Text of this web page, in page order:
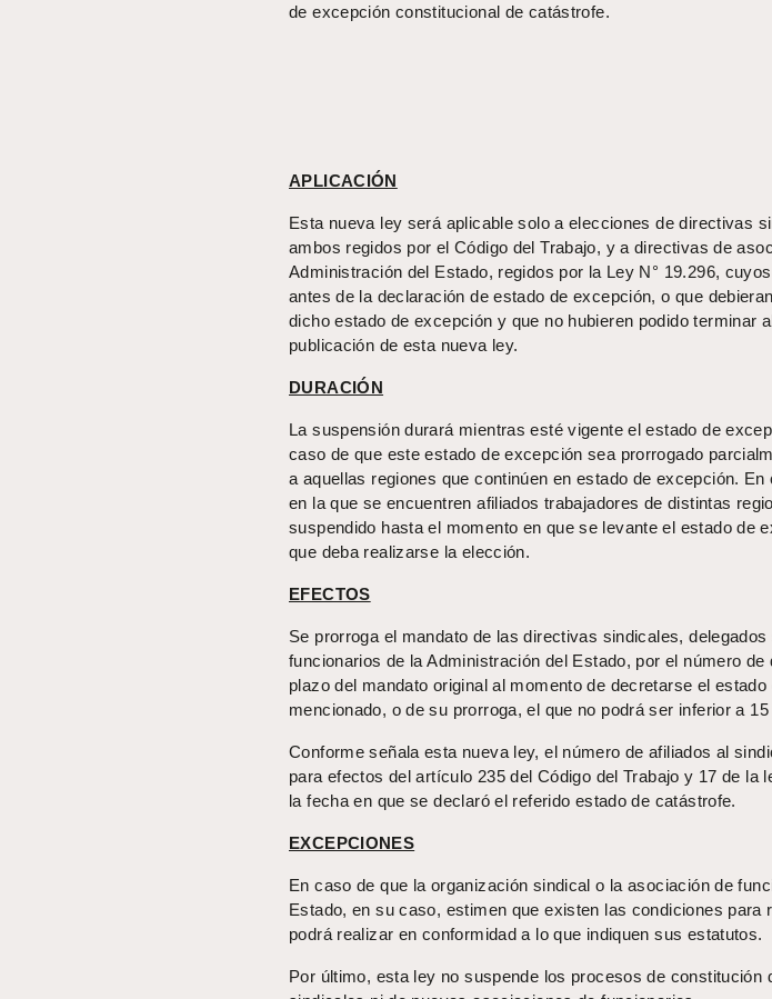
de excepción constitucional de catástrofe.
APLICACIÓN
Esta nueva ley será aplicable solo a elecciones de directivas
ambos regidos por el Código del Trabajo, y a directivas de
Administración del Estado, regidos por la Ley N° 19.296,
antes de la declaración de estado de excepción, o que
dicho estado de excepción y que no hubieren podido terminar
publicación de esta nueva ley.
DURACIÓN
La suspensión durará mientras esté vigente el estado de
caso de que este estado de excepción sea prorrogado
a aquellas regiones que continúen en estado de excepción.
en la que se encuentren afiliados trabajadores de distintas
suspendido hasta el momento en que se levante el estado de
que deba realizarse la elección.
EFECTOS
Se prorroga el mandato de las directivas sindicales,
funcionarios de la Administración del Estado, por el número
plazo del mandato original al momento de decretarse el
mencionado, o de su prorroga, el que no podrá ser inferior a
Conforme señala esta nueva ley, el número de afiliados al
para efectos del artículo 235 del Código del Trabajo y 17 de la
la fecha en que se declaró el referido estado de catástrofe.
EXCEPCIONES
En caso de que la organización sindical o la asociación de
Estado, en su caso, estimen que existen las condiciones para
podrá realizar en conformidad a lo que indiquen sus estatutos.
Por último, esta ley no suspende los procesos de constitución